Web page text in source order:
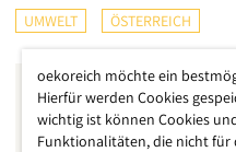
UMWELT ÖSTERREICH
oekoreich möchte ein
Hierfür werden Cookies
wichtig ist können Cookies
Funktionalitäten, die nicht